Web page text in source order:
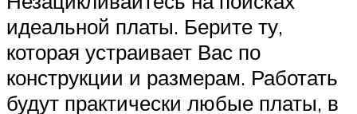
идеальной платы. Берите ту,
которая устраивает Вас по
конструкции и размерам. Работать
будут практически любые платы, в